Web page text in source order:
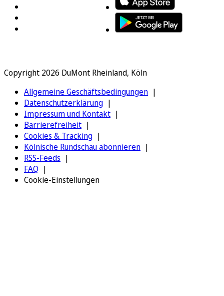
Copyright 2026 DuMont Rheinland, Köln
Allgemeine Geschäftsbedingungen
Datenschutzerklärung
Impressum und Kontakt
Barrierefreiheit
Cookies & Tracking
Kölnische Rundschau abonnieren
RSS-Feeds
FAQ
Cookie-Einstellungen